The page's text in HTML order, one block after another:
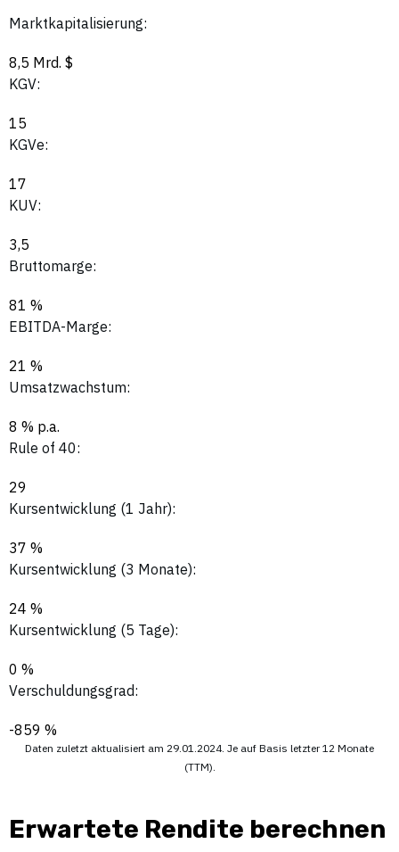
Marktkapitalisierung:
8,5 Mrd. $
KGV:
15
KGVe:
17
KUV:
3,5
Bruttomarge:
81 %
EBITDA-Marge:
21 %
Umsatzwachstum:
8 % p.a.
Rule of 40:
29
Kursentwicklung (1 Jahr):
37 %
Kursentwicklung (3 Monate):
24 %
Kursentwicklung (5 Tage):
0 %
Verschuldungsgrad:
-859 %
Daten zuletzt aktualisiert am 29.01.2024. Je auf Basis letzter 12 Monate
(TTM).
Erwartete Rendite berechnen